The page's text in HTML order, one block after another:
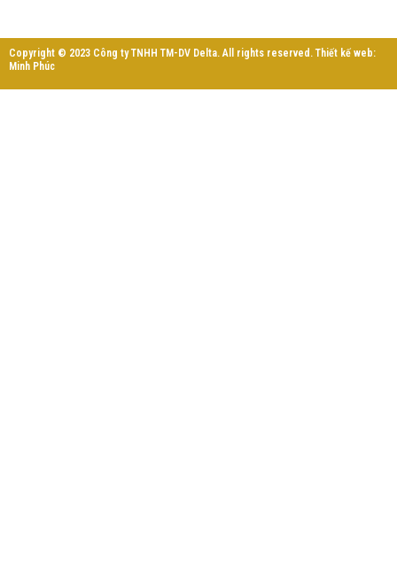
Copyright © 2023 Công ty TNHH TM-DV Delta. All rights reserved. Thiết kế web:
Minh Phúc